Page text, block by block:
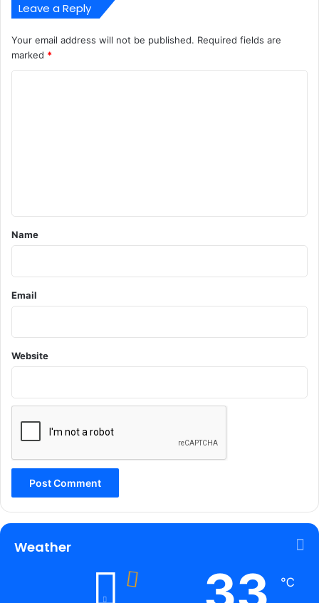
Leave a Reply
Your email address will not be published. Required fields are
marked *
*
Name
Email
Website
Weather
℃